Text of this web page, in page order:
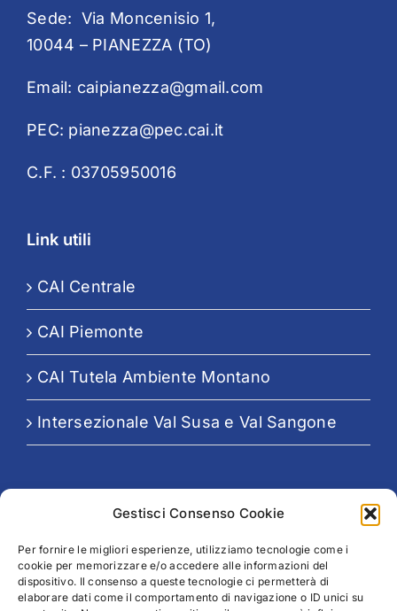
Gestisci Consenso Cookie
Per fornire le migliori esperienze, utilizziamo tecnologie come i
cookie per memorizzare e/o accedere alle informazioni del
dispositivo. Il consenso a queste tecnologie ci permetterà di
elaborare dati come il comportamento di navigazione o ID unici su
Sede: Via Moncenisio 1,
10044 – PIANEZZA (TO)
Email: caipianezza@gmail.com
PEC: pianezza@pec.cai.it
C.F. : 03705950016
Link utili
CAI Centrale
CAI Piemonte
CAI Tutela Ambiente Montano
Intersezionale Val Susa e Val Sangone